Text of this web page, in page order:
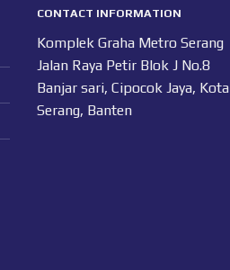
CONTACT INFORMATION
Komplek Graha Metro Serang
Jalan Raya Petir Blok J No.8
Banjar sari, Cipocok Jaya, Kota
Serang, Banten